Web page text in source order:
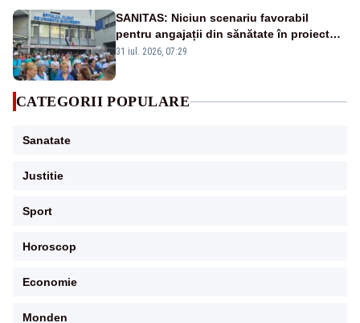
SANITAS: Niciun scenariu favorabil
pentru angajații din sănătate în proiectul
Legii salarizării
31 iul. 2026, 07:29
CATEGORII POPULARE
Sanatate
Justitie
Sport
Horoscop
Economie
Monden